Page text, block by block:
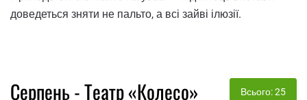
доведеться зняти не пальто, а всі зайві ілюзії.
Серпень - Театр «Колесо» Всього: 25